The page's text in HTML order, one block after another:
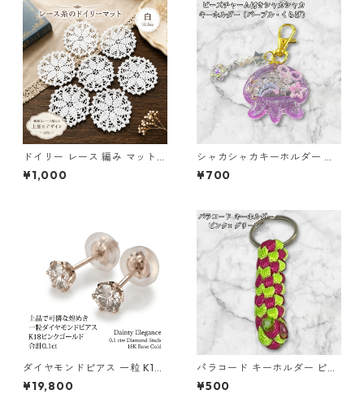
ドイリー レース 編み マット
白 コースター s1
¥1,000
シャカシャカキーホルダー く
らげ レジン キーホルダー パー
プル ビーズ チャーム付き かわ
ズ レディース プレゼント 雑貨
ゆめかわ ギフト
¥700
ダイヤモンドピアス 一粒 K18
ピンクゴールド 合計0.1ct ス
タッドピアス おしゃれ シンプ
¥19,800
パラコード キーホルダー ピン
ク グリーン 編み込み s18
¥500